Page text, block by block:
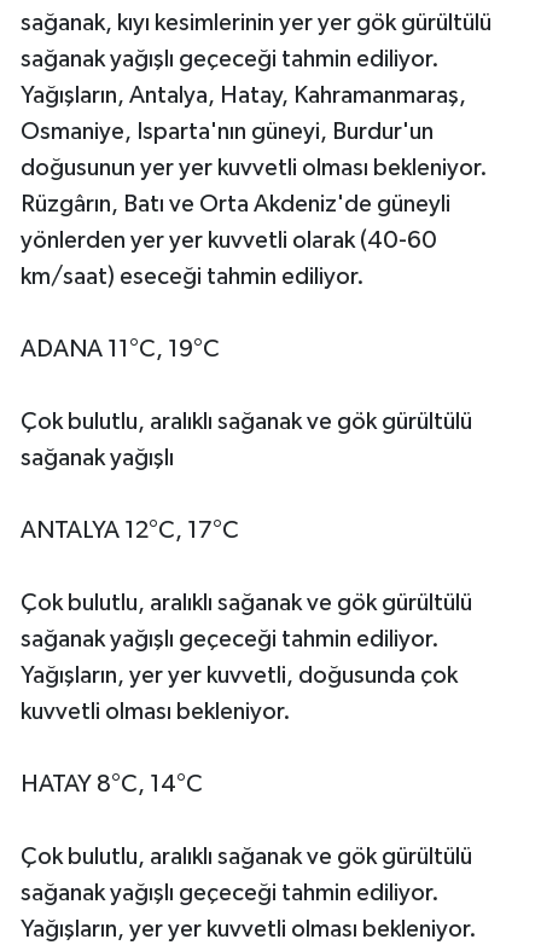
sağanak, kıyı kesimlerinin yer yer gök gürültülü
sağanak yağışlı geçeceği tahmin ediliyor.
Yağışların, Antalya, Hatay, Kahramanmaraş,
Osmaniye, Isparta'nın güneyi, Burdur'un
doğusunun yer yer kuvvetli olması bekleniyor.
Rüzgârın, Batı ve Orta Akdeniz'de güneyli
yönlerden yer yer kuvvetli olarak (40-60
km/saat) eseceği tahmin ediliyor.
ADANA 11°C, 19°C
Çok bulutlu, aralıklı sağanak ve gök gürültülü
sağanak yağışlı
ANTALYA 12°C, 17°C
Çok bulutlu, aralıklı sağanak ve gök gürültülü
sağanak yağışlı geçeceği tahmin ediliyor.
Yağışların, yer yer kuvvetli, doğusunda çok
kuvvetli olması bekleniyor.
HATAY 8°C, 14°C
Çok bulutlu, aralıklı sağanak ve gök gürültülü
sağanak yağışlı geçeceği tahmin ediliyor.
Yağışların, yer yer kuvvetli olması bekleniyor.